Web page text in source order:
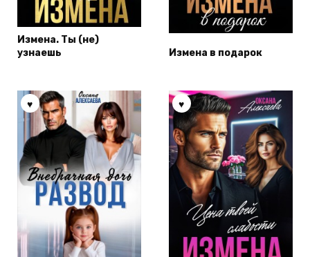
Измена. Ты (не)
узнаешь
Измена в подарок